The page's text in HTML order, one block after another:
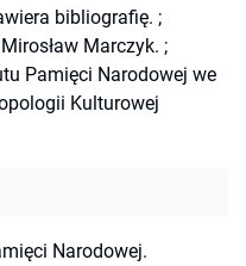
bibliografię. ;
Marczyk. ;
Pamięci Narodowej we
Kulturowej
Narodowej.